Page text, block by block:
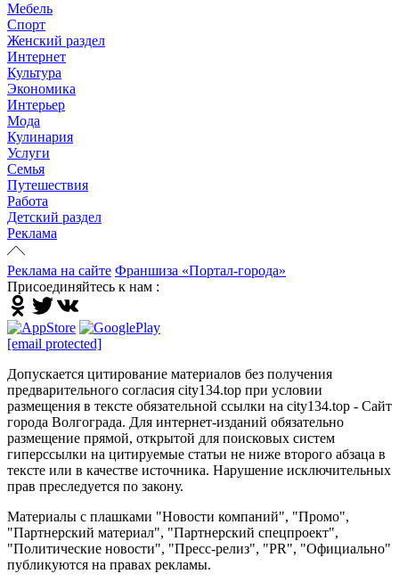
Мебель
Спорт
Женский раздел
Интернет
Культура
Экономика
Интерьер
Мода
Кулинария
Услуги
Семья
Путешествия
Работа
Детский раздел
Реклама
Реклама на сайте Франшиза «Портал-города»
Присоединяйтесь к нам :
[email protected]
Допускается цитирование материалов без получения
предварительного согласия city134.top при условии
размещения в тексте обязательной ссылки на city134.top - Сайт
города Волгограда. Для интернет-изданий обязательно
размещение прямой, открытой для поисковых систем
гиперссылки на цитируемые статьи не ниже второго абзаца в
тексте или в качестве источника. Нарушение исключительных
прав преследуется по закону.
Материалы с плашками "Новости компаний", "Промо",
"Партнерский материал", "Партнерский спецпроект",
"Политические новости", "Пресс-релиз", "PR", "Официально"
публикуются на правах рекламы.